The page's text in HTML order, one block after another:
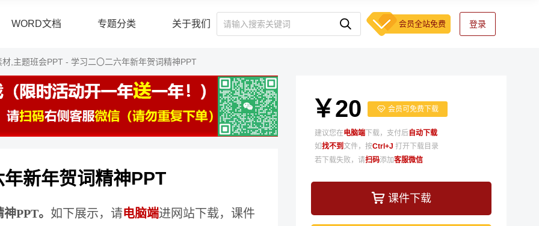
WORD文档 专题分类 关于我们 会员全站免费 登录
,主题班会PPT - 学习二〇二六年新年贺词精神PPT
新年贺词精神PPT
PPT。 如下展示，请电脑端进网站下载，课件
￥20 会员可免费下载
建议您在电脑端 下载，支付后 自动下载
如找不到文件，按Ctrl+J 打开下载目录
若下载失败，请扫码添加客服微信
课件下载